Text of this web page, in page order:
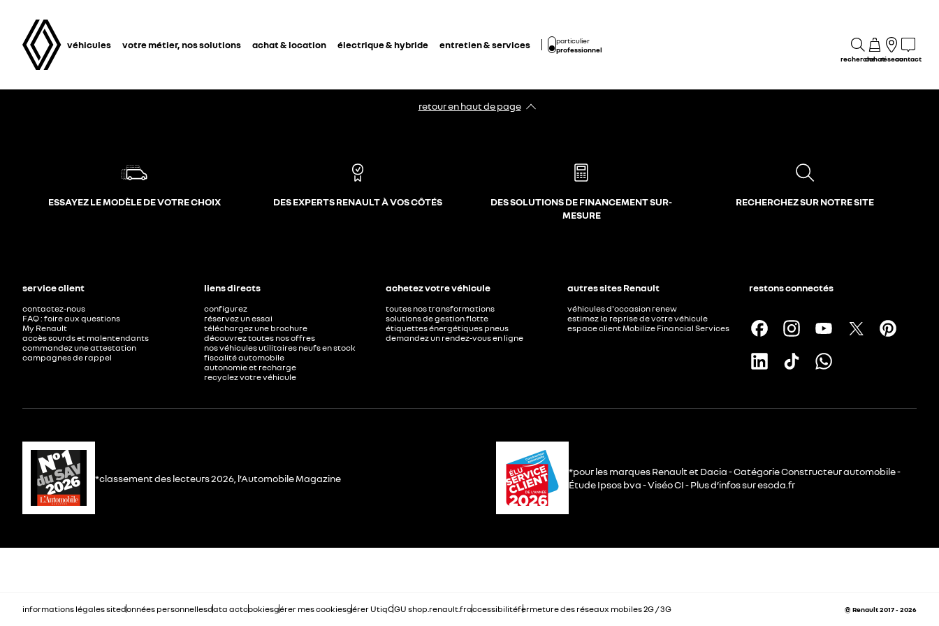
véhicules votre métier, nos solutions achat & location électrique & hybride entretien & services
particulier
professionnel
rechercheachatréseaucontact
retour en haut de page​
ESSAYEZ LE MODÈLE DE VOTRE CHOIX DES EXPERTS RENAULT À VOS CÔTÉS
DES SOLUTIONS DE FINANCEMENT SUR-
MESURE
RECHERCHEZ SUR NOTRE SITE
service client
contactez-nous
FAQ : foire aux questions
My Renault
accès sourds et malentendants
commandez une attestation
campagnes de rappel
liens directs
configurez
réservez un essai
téléchargez une brochure
découvrez toutes nos offres
nos véhicules utilitaires neufs en stock
fiscalité automobile
autonomie et recharge
recyclez votre véhicule
achetez votre véhicule
toutes nos transformations
solutions de gestion flotte
étiquettes énergétiques pneus
demandez un rendez-vous en ligne
autres sites Renault
véhicules d'occasion renew
estimez la reprise de votre véhicule
espace client Mobilize Financial Services
restons connectés
*classement des lecteurs 2026, l’Automobile Magazine
*pour les marques Renault et Dacia - Catégorie Constructeur automobile -
Étude Ipsos bva - Viséo CI - Plus d’infos sur escda.fr
informations légales sitedonnées personnellesdata actcookiesgérer mes cookiesgérer UtiqCGU shop.renault.fraccessibilitéfermeture des réseaux mobiles 2G / 3G © Renault 2017 - 2026